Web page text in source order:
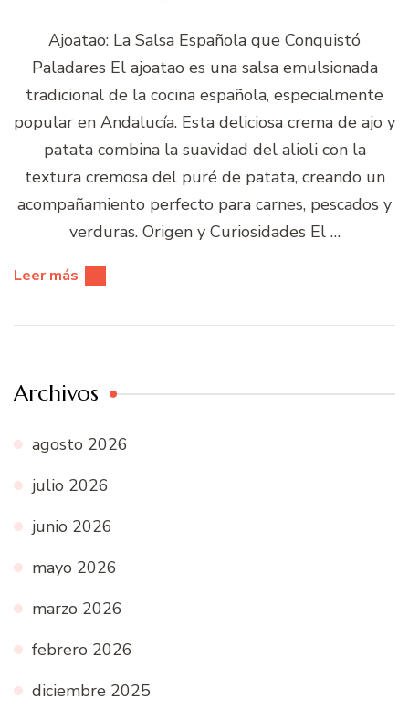
Ajoatao: La Salsa Española que Conquistó
Paladares El ajoatao es una salsa emulsionada
tradicional de la cocina española, especialmente
popular en Andalucía. Esta deliciosa crema de ajo y
patata combina la suavidad del alioli con la
textura cremosa del puré de patata, creando un
acompañamiento perfecto para carnes, pescados y
verduras. Origen y Curiosidades El …
Leer más
Archivos
agosto 2026
julio 2026
junio 2026
mayo 2026
marzo 2026
febrero 2026
diciembre 2025